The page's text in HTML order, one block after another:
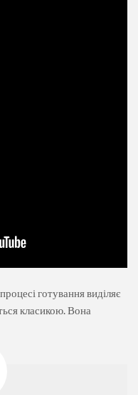
готування виділяє
класикою. Вона